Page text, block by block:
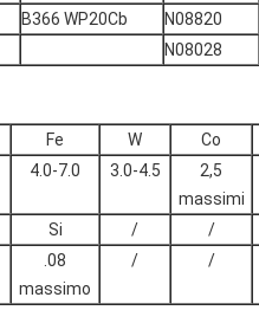
B366 WP20Cb N08820
N08028
Fe W Co
4.0-7.0 3.0-4.5
2,5
massimi
Si / /
.08
massimo
/ /